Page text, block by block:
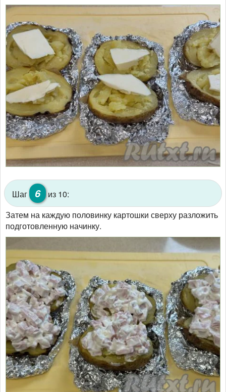
Шаг 6
из 10:
Затем на каждую половинку картошки сверху разложить
подготовленную начинку.